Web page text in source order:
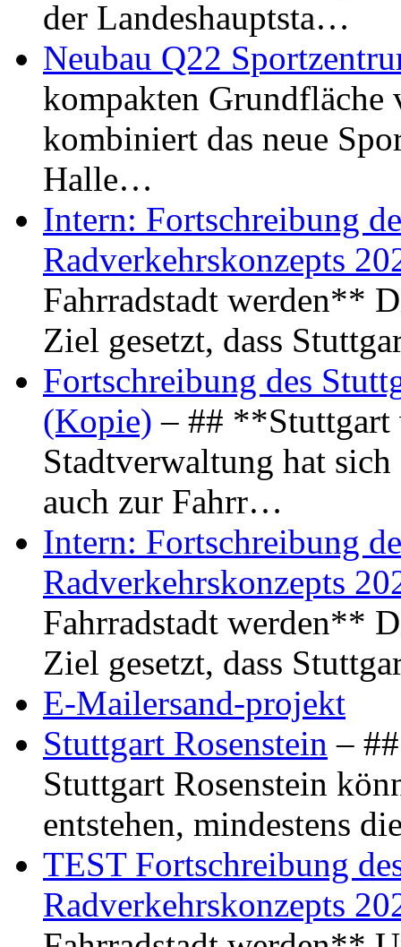
der Landeshauptsta…
Neubau Q22
kompakten Grundfläche
kombiniert das neue
Halle…
Intern: Fortschreibung
Radverkehrskonzepts
Fahrradstadt werden**
Ziel gesetzt, dass
Fortschreibung des
(Kopie) – ## **Stuttgart
Stadtverwaltung hat
auch zur Fahrr…
Intern: Fortschreibung
Radverkehrskonzepts
Fahrradstadt werden**
Ziel gesetzt, dass
E-Mailersand-projekt
Stuttgart Rosenstein –
Stuttgart Rosenstein
entstehen, mindestens
TEST Fortschreibung
Radverkehrskonzepts